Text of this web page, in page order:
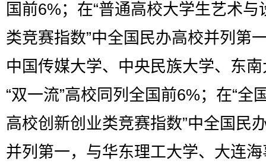
国前6%；在“普通高校大学生艺术与
类竞赛指数”中全国民办高校并列第
中国传媒大学、中央民族大学、东
“双一流”高校同列全国前6%；在“全
高校创新创业类竞赛指数”中全国民
并列第一，与华东理工大学、大连